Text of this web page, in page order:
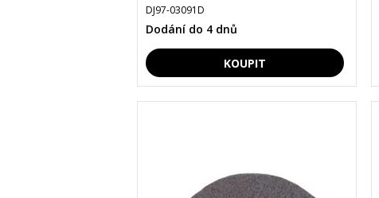
DJ97-03091D
Dodání do 4 dnů